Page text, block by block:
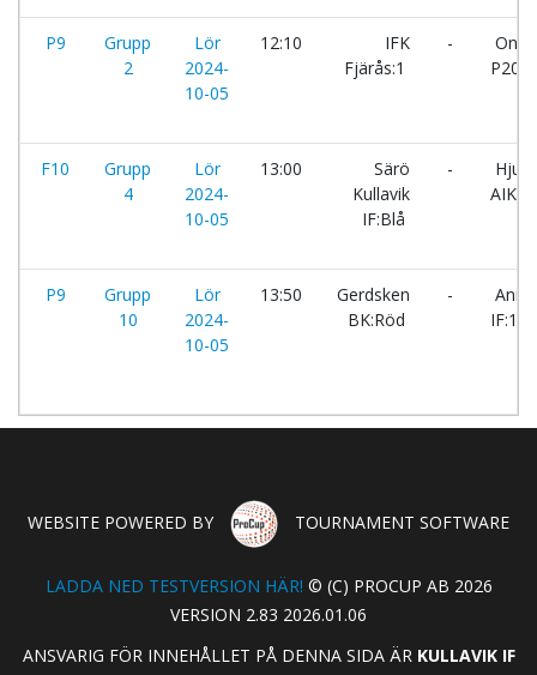
P9
Grupp
2
Lör
2024-
10-05
12:10
IFK
Fjärås:1
-
F10
Grupp
4
Lör
2024-
10-05
13:00
Särö
Kullavik
IF:Blå
-
P9
Grupp
10
Lör
2024-
10-05
13:50
Gerdsken
BK:Röd
-
IF:1
WEBSITE POWERED BY TOURNAMENT SOFTWARE
LADDA NED TESTVERSION HÄR! © (C) PROCUP AB 2026
VERSION 2.83 2026.01.06
ANSVARIG FÖR INNEHÅLLET PÅ DENNA SIDA ÄR KULLAVIK IF